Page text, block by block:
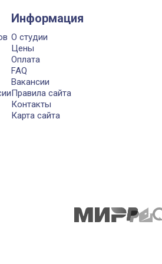
Информация
О студии
Цены
Оплата
FAQ
Вакансии
Правила сайта
Контакты
Карта сайта